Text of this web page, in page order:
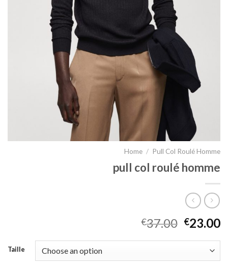
Home / Pull Col Roulé Homme
pull col roulé homme
€37.00 €23.00
Taille